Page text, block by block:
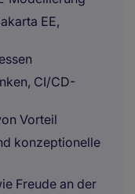
EE,
CI/CD-
Vorteil
konzeptionelle
Freude an der